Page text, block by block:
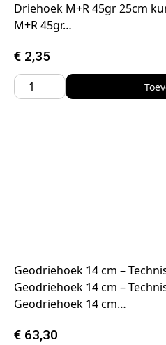
Driehoek M+R 45gr 25cm
M+R 45gr…
€ 2,35
Geodriehoek 14 cm –
Geodriehoek 14 cm –
Geodriehoek 14 cm…
€ 63,30